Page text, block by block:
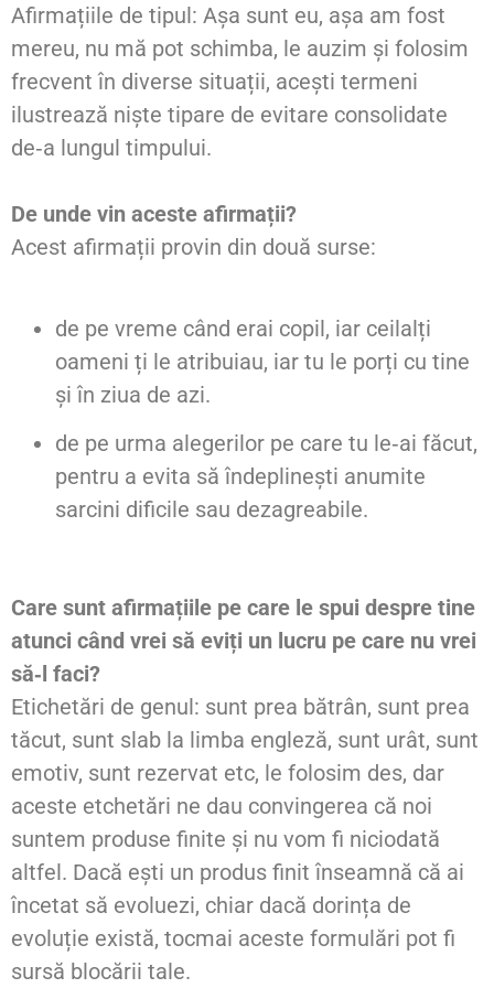
Afirmațiile de tipul: Așa sunt eu, așa am fost
mereu, nu mă pot schimba, le auzim și folosim
frecvent în diverse situații, acești termeni
ilustrează niște tipare de evitare consolidate
de‑a lungul timpului.
De unde vin aceste afirmații?
Acest afirmații provin din două surse:
de pe vreme când erai copil, iar ceilalți
oameni ți le atribuiau, iar tu le porți cu tine
și în ziua de azi.
de pe urma alegerilor pe care tu le‑ai făcut,
pentru a evita să îndeplinești anumite
sarcini dificile sau dezagreabile.
Care sunt afirmațiile pe care le spui despre tine
atunci când vrei să eviți un lucru pe care nu vrei
să‑l faci?
Etichetări de genul: sunt prea bătrân, sunt prea
tăcut, sunt slab la limba engleză, sunt urât, sunt
emotiv, sunt rezervat etc, le folosim des, dar
aceste etchetări ne dau convingerea că noi
suntem produse finite și nu vom fi niciodată
altfel. Dacă ești un produs finit înseamnă că ai
încetat să evoluezi, chiar dacă dorința de
evoluție există, tocmai aceste formulări pot fi
sursă blocării tale.